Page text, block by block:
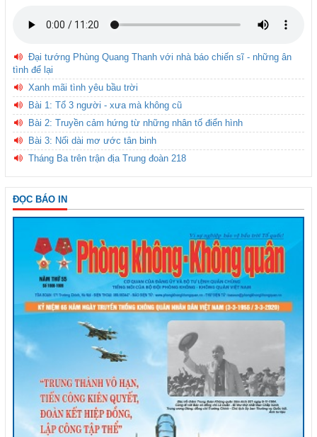
Đại tướng Phùng Quang Thanh với nhà báo chiến sĩ - những ân
tình để lại
Xanh mãi tình yêu bầu trời
Bài 1: Tổ 3 người - xưa mà không cũ
Bài 2: Truyền cảm hứng từ những nhân tố điển hình
Bài 3: Nối dài mơ ước tân binh
Tháng Ba trên trận địa Trung đoàn 218
ĐỌC BÁO IN